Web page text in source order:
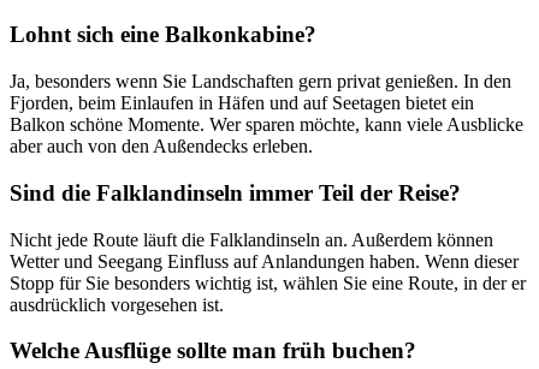
Lohnt sich eine Balkonkabine?
Ja, besonders wenn Sie Landschaften gern privat genießen. In den
Fjorden, beim Einlaufen in Häfen und auf Seetagen bietet ein
Balkon schöne Momente. Wer sparen möchte, kann viele Ausblicke
aber auch von den Außendecks erleben.
Sind die Falklandinseln immer Teil der Reise?
Nicht jede Route läuft die Falklandinseln an. Außerdem können
Wetter und Seegang Einfluss auf Anlandungen haben. Wenn dieser
Stopp für Sie besonders wichtig ist, wählen Sie eine Route, in der er
ausdrücklich vorgesehen ist.
Welche Ausflüge sollte man früh buchen?